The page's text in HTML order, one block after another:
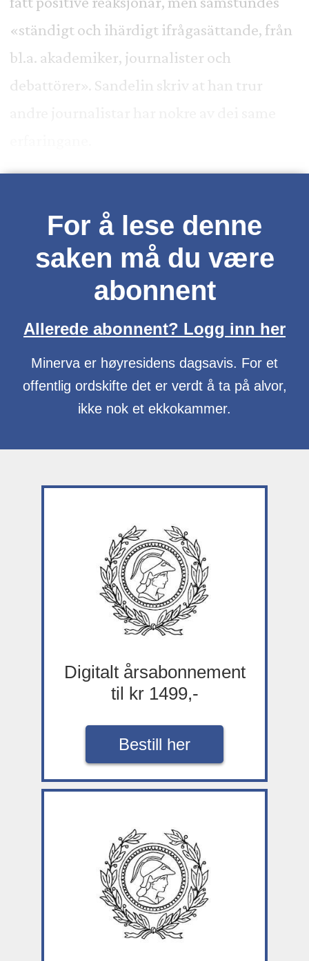
«ständigt och ihärdigt ifrågasättande, från
bl.a. akademiker, journalister och
debattörer». Sandelin skriv at han trur
For å lese denne
saken må du være
abonnent
Allerede abonnent? Logg inn her
Minerva er høyresidens dagsavis. For et
offentlig ordskifte det er verdt å ta på alvor,
ikke nok et ekkokammer.
Digitalt årsabonnement
til kr 1499,-
Bestill her